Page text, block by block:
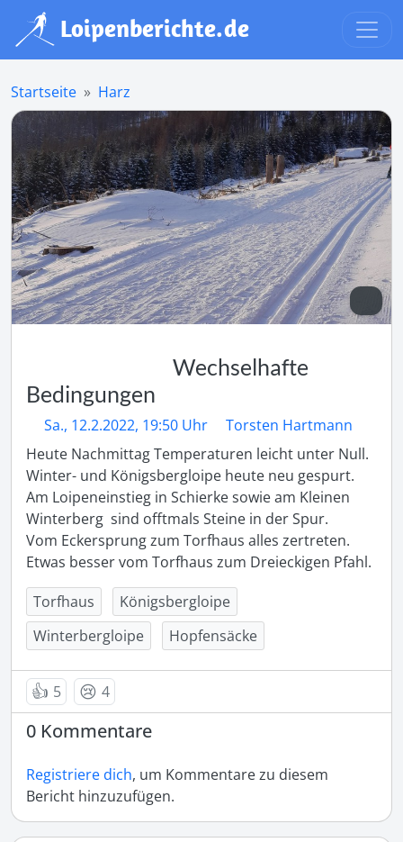
Startseite Harz
Wechselhafte
Bedingungen
Sa., 12.2.2022, 19:50 Uhr
Torsten Hartmann
Heute Nachmittag Temperaturen leicht unter Null.
Winter- und Königsbergloipe heute neu gespurt.
Am Loipeneinstieg in Schierke sowie am Kleinen
Winterberg  sind offtmals Steine in der Spur.
Vom Eckersprung zum Torfhaus alles zertreten.
Etwas besser vom Torfhaus zum Dreieckigen Pfahl.
Torfhaus
Königsbergloipe
Winterbergloipe
Hopfensäcke
👍 5 😢 4
0 Kommentare
Registriere dich, um Kommentare zu diesem
Bericht hinzuzufügen.